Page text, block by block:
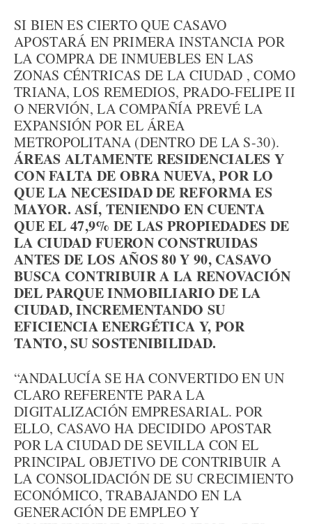
SI BIEN ES CIERTO QUE CASAVO
APOSTARÁ EN PRIMERA INSTANCIA POR
LA COMPRA DE INMUEBLES EN LAS
ZONAS CÉNTRICAS DE LA CIUDAD , COMO
TRIANA, LOS REMEDIOS, PRADO-FELIPE II
O NERVIÓN, LA COMPAÑÍA PREVÉ LA
EXPANSIÓN POR EL ÁREA
METROPOLITANA (DENTRO DE LA S-30).
ÁREAS ALTAMENTE RESIDENCIALES Y
CON FALTA DE OBRA NUEVA, POR LO
QUE LA NECESIDAD DE REFORMA ES
MAYOR. ASÍ, TENIENDO EN CUENTA
QUE EL 47,9% DE LAS PROPIEDADES DE
LA CIUDAD FUERON CONSTRUIDAS
ANTES DE LOS AÑOS 80 Y 90, CASAVO
BUSCA CONTRIBUIR A LA RENOVACIÓN
DEL PARQUE INMOBILIARIO DE LA
CIUDAD, INCREMENTANDO SU
EFICIENCIA ENERGÉTICA Y, POR
TANTO, SU SOSTENIBILIDAD.
“ANDALUCÍA SE HA CONVERTIDO EN UN
CLARO REFERENTE PARA LA
DIGITALIZACIÓN EMPRESARIAL. POR
ELLO, CASAVO HA DECIDIDO APOSTAR
POR LA CIUDAD DE SEVILLA CON EL
PRINCIPAL OBJETIVO DE CONTRIBUIR A
LA CONSOLIDACIÓN DE SU CRECIMIENTO
ECONÓMICO, TRABAJANDO EN LA
GENERACIÓN DE EMPLEO Y